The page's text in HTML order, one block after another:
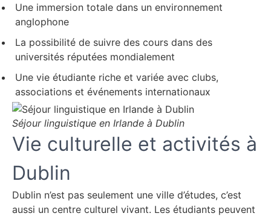
Une immersion totale dans un environnement
anglophone
La possibilité de suivre des cours dans des
universités réputées mondialement
Une vie étudiante riche et variée avec clubs,
associations et événements internationaux
Séjour linguistique en Irlande à Dublin
Vie culturelle et activités à
Dublin
Dublin n’est pas seulement une ville d’études, c’est
aussi un centre culturel vivant. Les étudiants peuvent